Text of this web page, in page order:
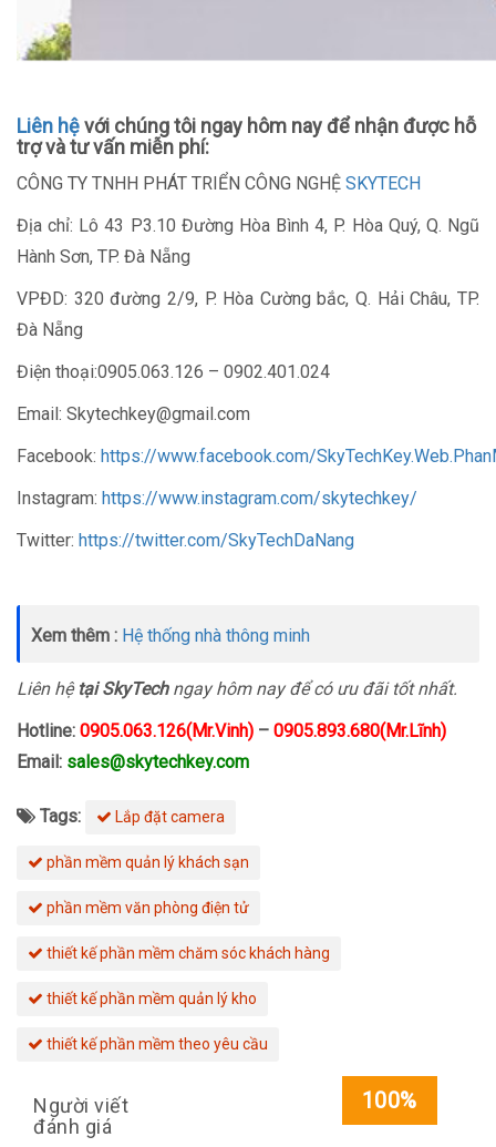
Liên hệvới chúng tôi ngay hôm nay để nhận được hỗ
trợ và tư vấn miễn phí:
CÔNG TY TNHH PHÁT TRIỂN CÔNG NGHỆ SKYTECH
Địa chỉ: Lô 43 P3.10 Đường Hòa Bình 4, P. Hòa Quý, Q. Ngũ
Hành Sơn, TP. Đà Nẵng
VPĐD: 320 đường 2/9, P. Hòa Cường bắc, Q. Hải Châu, TP.
Đà Nẵng
Điện thoại:0905.063.126 – 0902.401.024
Email: Skytechkey@gmail.com
Facebook: https://www.facebook.com/
Instagram: https://www.instagram.com/skytechkey/
Twitter: https://twitter.com/SkyTechDaNang
Xem thêm : Hệ thống nhà thông minh
Liên hệ tại SkyTechngay hôm nay để có ưu đãi tốt nhất.
Hotline: 0905.063.126(Mr.Vinh) – 0905.893.680(Mr.Lĩnh)
Email: sales@skytechkey.com
Tags: Lắp đặt camera
phần mềm quản lý khách sạn
phần mềm văn phòng điện tử
thiết kế phần mềm chăm sóc khách hàng
thiết kế phần mềm quản lý kho
thiết kế phần mềm theo yêu cầu
Người viết
đánh giá
100%